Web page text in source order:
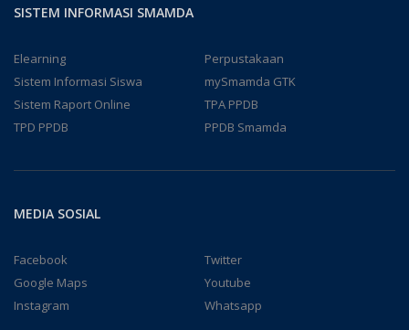
SISTEM INFORMASI SMAMDA
Elearning
Perpustakaan
Sistem Informasi Siswa
mySmamda GTK
Sistem Raport Online
TPA PPDB
TPD PPDB
PPDB Smamda
MEDIA SOSIAL
Facebook
Twitter
Google Maps
Youtube
Instagram
Whatsapp